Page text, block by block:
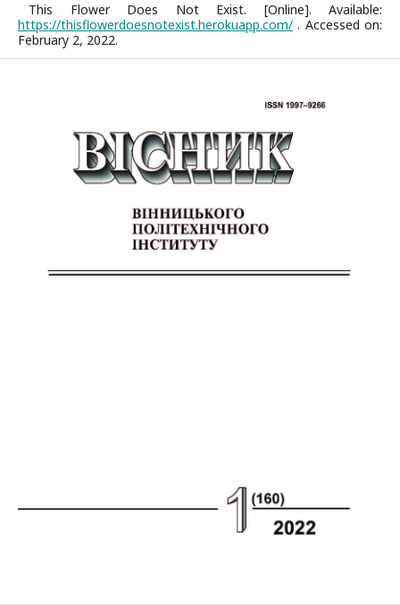
This Flower Does Not Exist. [Online]. Available:
https://thisflowerdoesnotexist.herokuapp.com/ . Accessed on:
February 2, 2022.